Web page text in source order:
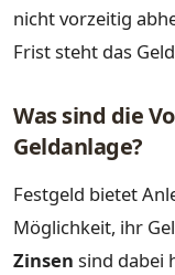
nicht vorzeitig
Frist steht das
Was sind die
Geldanlage?
Festgeld bietet
Möglichkeit, ihr
Zinsen sind dabei